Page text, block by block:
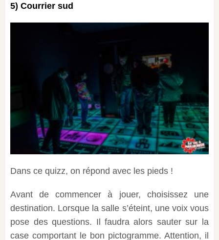
5) Courrier sud
Dans ce quizz, on répond avec les pieds !
Avant de commencer à jouer, choisissez une
destination. Lorsque la salle s’éteint, une voix vous
pose des questions. Il faudra alors sauter sur la
case comportant le bon pictogramme. Attention, il